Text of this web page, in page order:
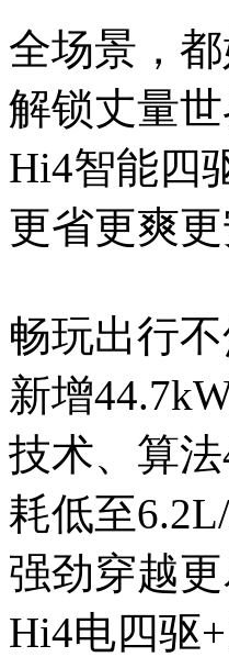
全场景，
解锁丈量
Hi4智能四
更省更爽
畅玩出行不
新增
技术、
耗低至
强劲穿越更
Hi4电四驱